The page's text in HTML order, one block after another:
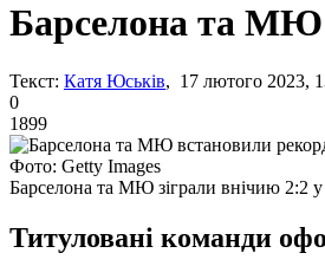
Барселона та МЮ
Текст: Катя Юськів, 17 лютого 2023,
0
1899
Фото: Getty Images
Барселона та МЮ зіграли внічию 2:2 у
Титуловані команди